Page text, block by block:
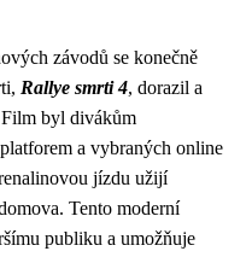
závodů se konečně
Rallye smrti 4, dorazil a
byl divákům
a vybraných online
jízdu užijí
Tento moderní
publiku a umožňuje